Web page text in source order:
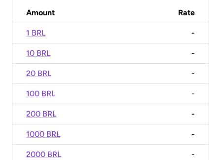
Amount Rate
1 BRL -
10 BRL -
20 BRL -
100 BRL -
200 BRL -
1000 BRL -
2000 BRL -